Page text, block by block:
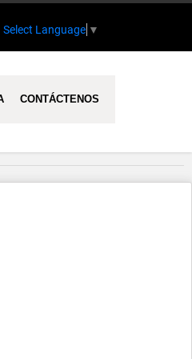
Select Language ▼
CONTÁCTENOS